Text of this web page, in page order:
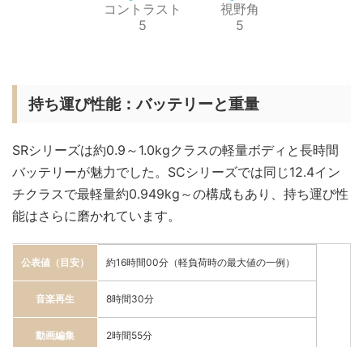
コントラスト
5
視野角
5
持ち運び性能：バッテリーと重量
SRシリーズは約0.9～1.0kgクラスの軽量ボディと長時間
バッテリーが魅力でした。SCシリーズでは同じ12.4イン
チクラスで最軽量約0.949kg～の構成もあり、持ち運び性
能はさらに磨かれています。
公表値（目安） 約16時間00分（軽負荷時の最大値の一例）
音楽再生 8時間30分
動画編集 2時間55分